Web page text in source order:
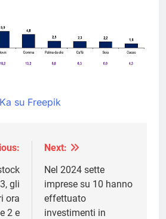
su Freepik
gli
ora
2 e
Next:
Nel 2024 sette
imprese su 10 hanno
effettuato
investimenti in